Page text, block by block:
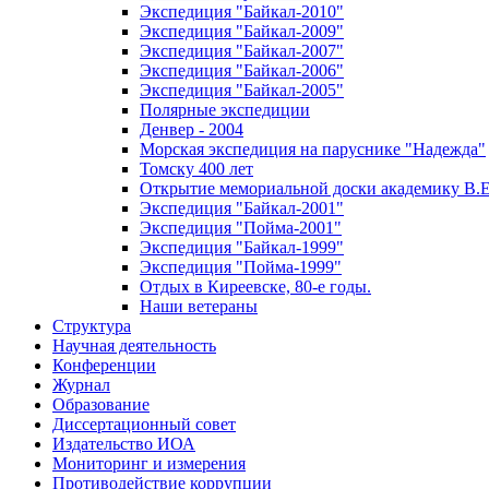
Экспедиция "Байкал-2010"
Экспедиция "Байкал-2009"
Экспедиция "Байкал-2007"
Экспедиция "Байкал-2006"
Экспедиция "Байкал-2005"
Полярные экспедиции
Денвер - 2004
Морская экспедиция на паруснике "Надежда"
Томску 400 лет
Открытие мемориальной доски академику
Экспедиция "Байкал-2001"
Экспедиция "Пойма-2001"
Экспедиция "Байкал-1999"
Экспедиция "Пойма-1999"
Отдых в Киреевске, 80-е годы.
Наши ветераны
Структура
Научная деятельность
Конференции
Журнал
Образование
Диссертационный совет
Издательство ИОА
Мониторинг и измерения
Противодействие коррупции